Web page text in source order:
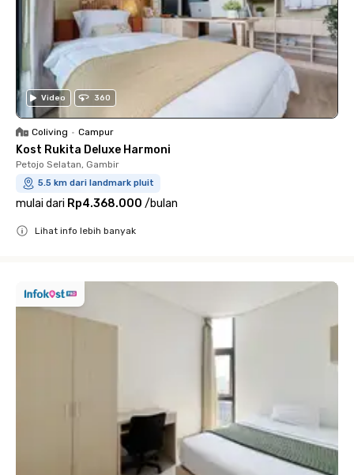
Video 360
Coliving • Campur
Kost Rukita Deluxe Harmoni
Petojo Selatan, Gambir
5.5 km dari landmark pluit
mulai dari Rp4.368.000 /bulan
Lihat info lebih banyak